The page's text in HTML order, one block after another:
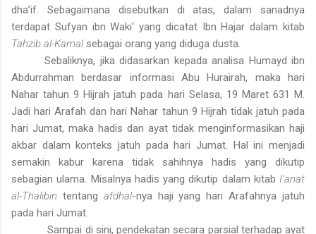
dha’if. Sebagaimana disebutkan di atas, dalam sanadnya
terdapat Sufyan ibn Waki‘ yang dicatat Ibn Hajar dalam kitab
Tahzib al-Kamalsebagai orang yang diduga dusta.
Sebaliknya, jika didasarkan kepada analisa Humayd ibn
Abdurrahman berdasar informasi Abu Hurairah, maka hari
Nahar tahun 9 Hijrah jatuh pada hari Selasa, 19 Maret 631 M.
Jadi hari Arafah dan hari Nahar tahun 9 Hijrah tidak jatuh pada
hari Jumat, maka hadis dan ayat tidak menginformasikan haji
akbar dalam konteks jatuh pada hari Jumat. Hal ini menjadi
semakin kabur karena tidak sahihnya hadis yang dikutip
sebagian ulama. Misalnya hadis yang dikutip dalam kitab I‘anat
al-Thalibin tentang afdhal-nya haji yang hari Arafahnya jatuh
pada hari Jumat.
Sampai di sini, pendekatan secara parsial terhadap ayat